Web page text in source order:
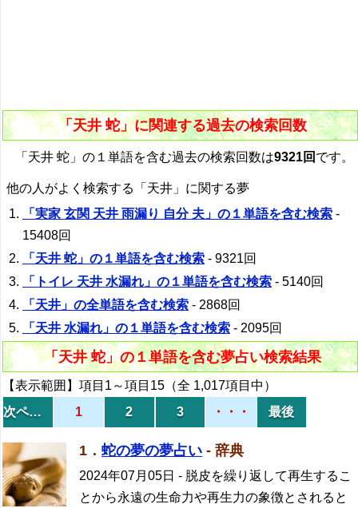
「天井 蛇」に関連する過去の検索回数
「天井 蛇」の１単語を含む過去の検索回数は9321回 です。
他の人がよく検索する「天井」に関する夢
「実家 玄関 天井 雨漏り 自分 夫」の１単語を含む検索 -
15408回
「天井 蛇」の１単語を含む検索 - 9321回
「トイレ 天井 水漏れ」の１単語を含む検索 - 5140回
「天井」の全単語を含む検索 - 2868回
「天井 水漏れ」の１単語を含む検索 - 2095回
「天井 蛇」の１単語を含む夢占い検索結果
【表示範囲】項目1～項目15（全 1,017項目中）
次ページ
1 2 3 ・・・ 最後
1． 蛇の夢の夢占い - 辞典
2024年07月05日 - 脱皮を繰り返して再生するこ
とから永遠の生命力や再生力の象徴とされると